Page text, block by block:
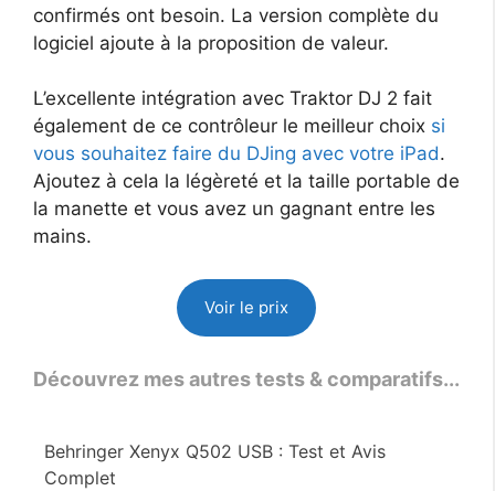
confirmés ont besoin. La version complète du
logiciel ajoute à la proposition de valeur.
L’excellente intégration avec Traktor DJ 2 fait
également de ce contrôleur le meilleur choix si
vous souhaitez faire du DJing avec votre iPad.
Ajoutez à cela la légèreté et la taille portable de
la manette et vous avez un gagnant entre les
mains.
Voir le prix
Découvrez mes autres tests & comparatifs...
Behringer Xenyx Q502 USB : Test et Avis
Complet